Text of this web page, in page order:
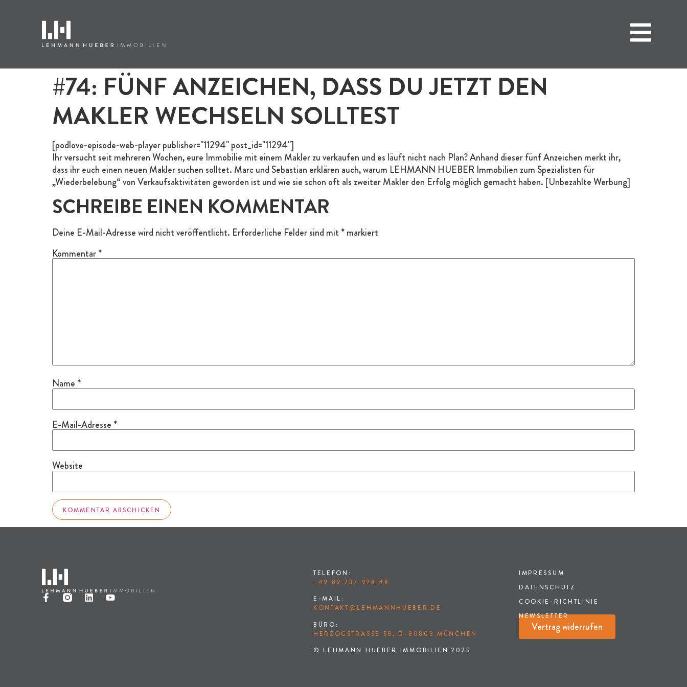
#74: FÜNF ANZEICHEN, DASS DU JETZT DEN
MAKLER WECHSELN SOLLTEST
[podlove-episode-web-player publisher="11294" post_id="11294"]
Ihr versucht seit mehreren Wochen, eure Immobilie mit einem Makler zu verkaufen und es läuft nicht nach Plan? Anhand dieser fünf Anzeichen merkt ihr,
dass ihr euch einen neuen Makler suchen solltet. Marc und Sebastian erklären auch, warum LEHMANN HUEBER Immobilien zum Spezialisten für
„Wiederbelebung“ von Verkaufsaktivitäten geworden ist und wie sie schon oft als zweiter Makler den Erfolg möglich gemacht haben. [Unbezahlte Werbung]
SCHREIBE EINEN KOMMENTAR
Deine E-Mail-Adresse wird nicht veröffentlicht. Erforderliche Felder sind mit *markiert
Kommentar*
Name *
E-Mail-Adresse *
Website
TELEFON:
+49 89 237 928 48
E-MAIL:
KONTAKT@LEHMANNHUEBER.DE
BÜRO:
HERZOGSTRASSE 58, D-80803 MÜNCHEN
© LEHMANN HUEBER IMMOBILIEN 2025
IMPRESSUM
DATENSCHUTZ
COOKIE-RICHTLINIE
NEWSLETTER
Vertrag widerrufen